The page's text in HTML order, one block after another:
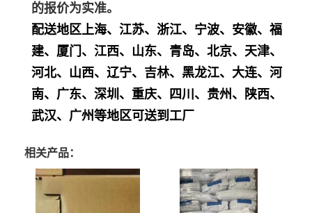
的报价为实准。
配送地区上海、江苏、浙江、宁波、安徽、福
建、厦门、江西、山东、青岛、北京、天津、
河北、山西、辽宁、吉林、黑龙江、大连、河
南、广东、深圳、重庆、四川、贵州、陕西、
武汉、广州等地区可送到工厂
相关产品：